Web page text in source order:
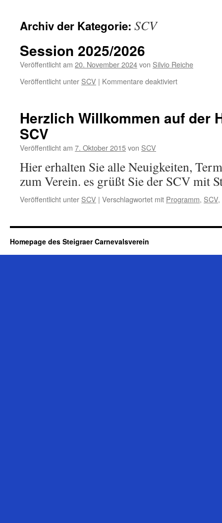
Archiv der Kategorie: SCV
Session 2025/2026
Veröffentlicht am 20. November 2024von Silvio Reiche
Veröffentlicht unter SCV | Kommentare deaktiviertfür
Herzlich Willkommen auf der
SCV
Veröffentlicht am 7. Oktober 2015von SCV
Hier erhalten Sie alle Neuigkeiten,
zum Verein. es grüßt Sie der SCV mit
Veröffentlicht unter SCV | Verschlagwortet mit Programm, SCV,
Homepage des Steigraer Carnevalsverein